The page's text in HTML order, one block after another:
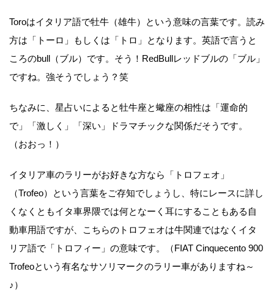
Toroはイタリア語で牡牛（雄牛）という意味の言葉です。読み
方は「トーロ」もしくは「トロ」となります。英語で言うと
ころのbull（ブル）です。そう！RedBullレッドブルの「ブル」
ですね。強そうでしょう？笑
ちなみに、星占いによると牡牛座と蠍座の相性は「運命的
で」「激しく」「深い」ドラマチックな関係だそうです。
（おおっ！）
イタリア車のラリーがお好きな方なら「トロフェオ」
（Trofeo）という言葉をご存知でしょうし、特にレースに詳し
くなくともイタ車界隈では何となーく耳にすることもある自
動車用語ですが、こちらのトロフェオは牛関連ではなくイタ
リア語で「トロフィー」の意味です。（FIAT Cinquecento 900
Trofeoという有名なサソリマークのラリー車がありますね～
♪）